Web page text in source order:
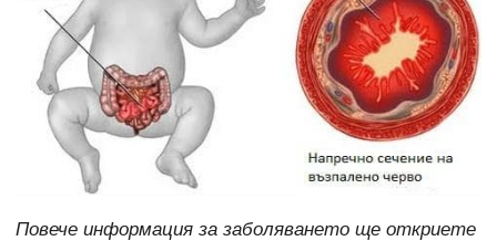
Повече информация за заболяването ще откриете